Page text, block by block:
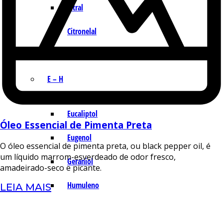
Citral
Citronelal
E – H
Eucaliptol
Eugenol
Geraniol
Humuleno
Óleo Essencial de Pimenta Preta
O óleo essencial de pimenta preta, ou black pepper oil, é
um líquido marrom-esverdeado de odor fresco,
amadeirado-seco e picante.
LEIA MAIS